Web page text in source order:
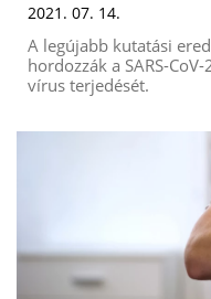
2021. 07. 14.
A legújabb kutatási
hordozzák a SARS-
vírus terjedését.